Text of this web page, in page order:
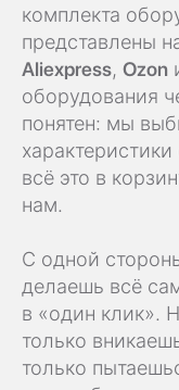
комплекта
представлены
Aliexpress, Ozon
оборудования
понятен: мы
всё это в
нам.
С одной
делаешь всё
в «один клик».
только
только